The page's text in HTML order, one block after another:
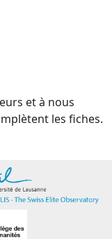
et à nous
les fiches.